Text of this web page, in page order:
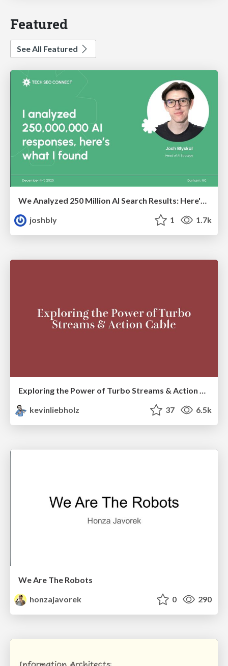
Featured
See All Featured
We Analyzed 250 Million AI Search Results: Here's What I Found
joshbly
1 1.7k
Exploring the Power of Turbo Streams & Action Cable | RailsConf2023
kevinliebholz
37 6.5k
We Are The Robots
honzajavorek
0 290